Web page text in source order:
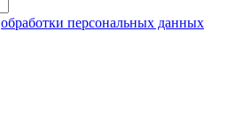
обработки персональных данных